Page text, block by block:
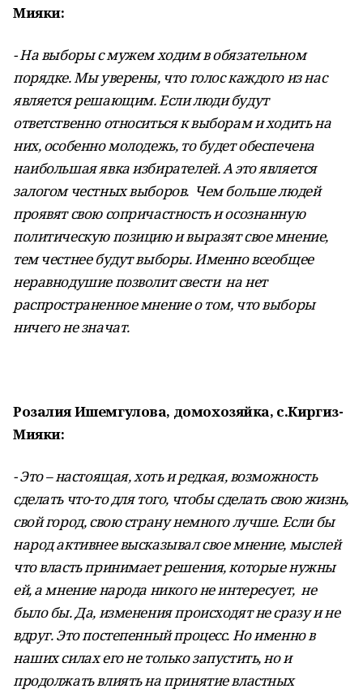
Мияки:
- На выборы с мужем ходим в обязательном
порядке. Мы уверены, что голос каждого из нас
является решающим. Если люди будут
ответственно относиться к выборам и ходить на
них, особенно молодежь, то будет обеспечена
наибольшая явка избирателей. А это является
залогом честных выборов. Чем больше людей
проявят свою сопричастность и осознанную
политическую позицию и выразят свое мнение,
тем честнее будут выборы. Именно всеобщее
неравнодушие позволит свести на нет
распространенное мнение о том, что выборы
ничего не значат.
Розалия Ишемгулова, домохозяйка, с.Киргиз-
Мияки:
- Это – настоящая, хоть и редкая, возможность
сделать что-то для того, чтобы сделать свою жизнь,
свой город, свою страну немного лучше. Если бы
народ активнее высказывал свое мнение, мыслей
что власть принимает решения, которые нужны
ей, а мнение народа никого не интересует, не
было бы. Да, изменения происходят не сразу и не
вдруг. Это постепенный процесс. Но именно в
наших силах его не только запустить, но и
продолжать влиять на принятие властных